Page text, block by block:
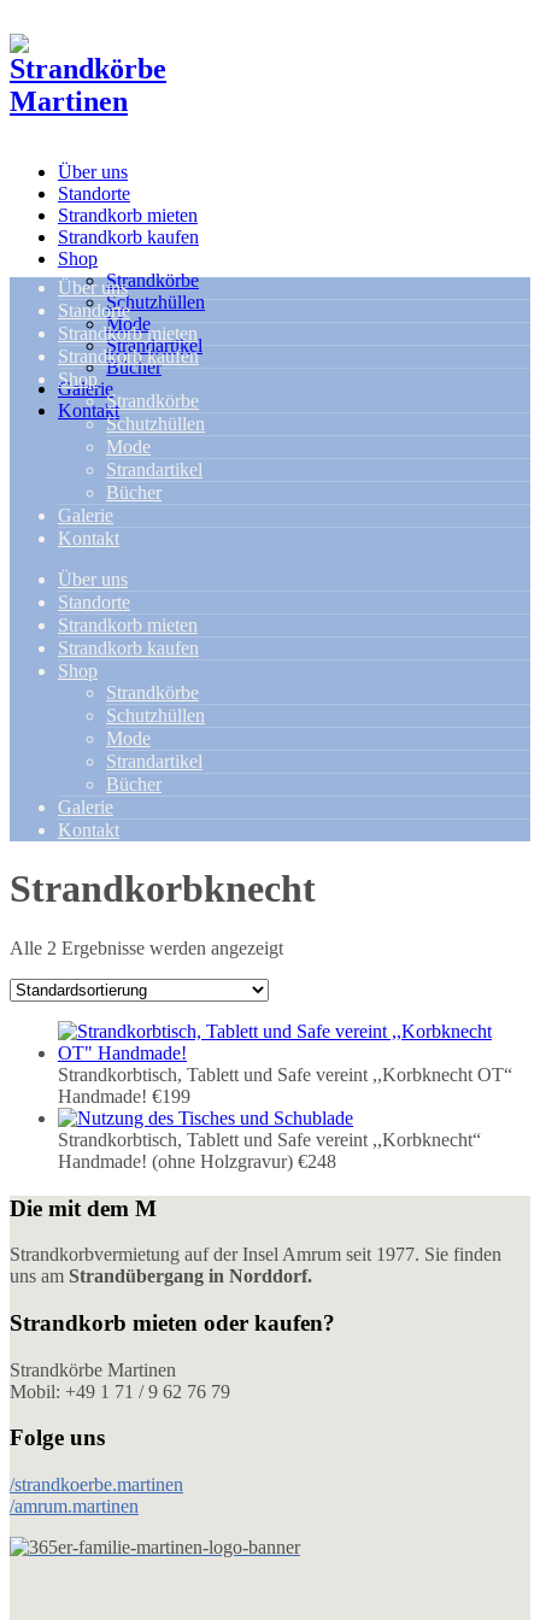
Über uns
Standorte
Strandkorb mieten
Strandkorb kaufen
Shop
Strandkörbe
Schutzhüllen
Mode
Strandartikel
Bücher
Galerie
Kontakt
Über uns
Standorte
Strandkorb mieten
Strandkorb kaufen
Shop
Strandkörbe
Schutzhüllen
Mode
Strandartikel
Bücher
Galerie
Kontakt
Über uns
Standorte
Strandkorb mieten
Strandkorb kaufen
Shop
Strandkörbe
Schutzhüllen
Mode
Strandartikel
Bücher
Galerie
Kontakt
Strandkorbknecht
Alle 2 Ergebnisse werden angezeigt
Strandkorbtisch, Tablett und Safe vereint ,,Korbknecht OT“
Handmade! €199
Strandkorbtisch, Tablett und Safe vereint ,,Korbknecht“
Handmade! (ohne Holzgravur) €248
Die mit dem M
Strandkorbvermietung auf der Insel Amrum seit 1977. Sie finden
uns am Strandübergang in Norddorf.
Strandkorb mieten oder kaufen?
Strandkörbe Martinen
Mobil: +49 1 71 / 9 62 76 79
Folge uns
/strandkoerbe.martinen
/amrum.martinen